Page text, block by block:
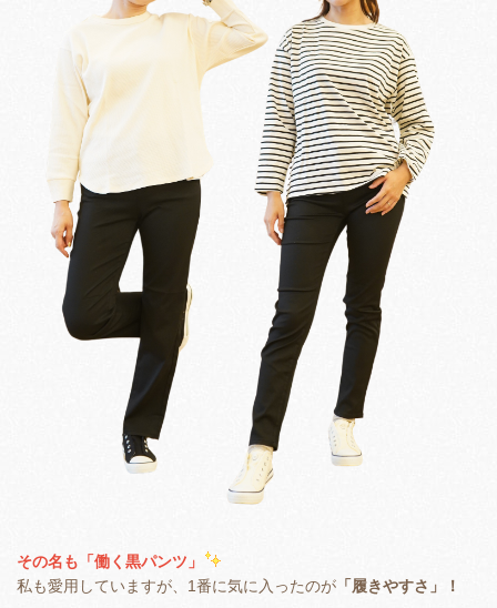
その名も「働く黒パンツ」
私も愛用していますが、1番に気に入ったのが 「履きやすさ」！